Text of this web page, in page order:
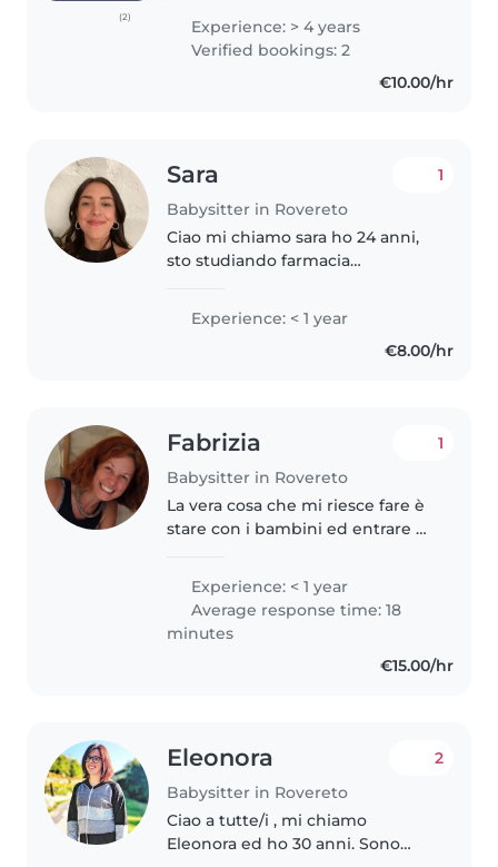
(2)
Scienze Cognitive. Mi piace
molto passere il tempo con i
bambini e creare sempre nuove
Experience: > 4 years
Verified bookings: 2
€10.00/hr
Sara
Babysitter in Rovereto
1
Ciao mi chiamo sara ho 24 anni,
sto studiando farmacia
4 anno, ho esperienza con i
bambini perché ho sorelle più
piccole e cugini piccoli che
Experience: < 1 year
€8.00/hr
Fabrizia
Babysitter in Rovereto
1
La vera cosa che mi riesce fare è
stare con i bambini ed entrare a
mondo! Sono una ragazza
italiana che lavora come
mediatrice al Mart, un
prestigioso..
Experience: < 1 year
Average response time: 18
minutes
€15.00/hr
Eleonora
Babysitter in Rovereto
2
Ciao a tutte/i , mi chiamo
Eleonora ed ho 30 anni. Sono